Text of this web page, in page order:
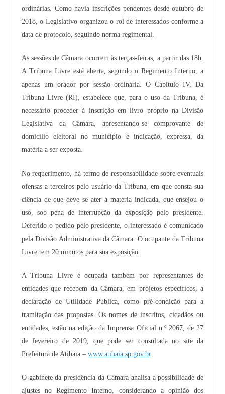
ordinárias. Como havia inscrições pendentes desde outubro de
2018, o Legislativo organizou o rol de interessados conforme a
data de protocolo, seguindo norma regimental.
As sessões de Câmara ocorrem às terças-feiras, a partir das 18h.
A Tribuna Livre está aberta, segundo o Regimento Interno, a
apenas um orador por sessão ordinária. O Capítulo IV, Da
Tribuna Livre (RI), estabelece que, para o uso da Tribuna, é
necessário proceder à inscrição em livro próprio na Divisão
Legislativa da Câmara, apresentando-se comprovante de
domicílio eleitoral no município e indicação, expressa, da
matéria a ser exposta.
No requerimento, há termo de responsabilidade sobre eventuais
ofensas a terceiros pelo usuário da Tribuna, em que consta sua
ciência de que deve se ater à matéria indicada, que ensejou o
uso, sob pena de interrupção da exposição pelo presidente.
Deferido o pedido pelo presidente, o interessado é comunicado
pela Divisão Administrativa da Câmara. O ocupante da Tribuna
Livre tem 20 minutos para sua exposição.
A Tribuna Livre é ocupada também por representantes de
entidades que recebem da Câmara, em projetos específicos, a
declaração de Utilidade Pública, como pré-condição para a
tramitação das propostas. Os nomes de inscritos, cidadãos ou
entidades, estão na edição da Imprensa Oficial n.º 2067, de 27
de fevereiro de 2019, que pode ser consultada no site da
Prefeitura de Atibaia – www.atibaia.sp.gov.br.
O gabinete da presidência da Câmara analisa a possibilidade de
ajustes no Regimento Interno, considerando a opinião dos